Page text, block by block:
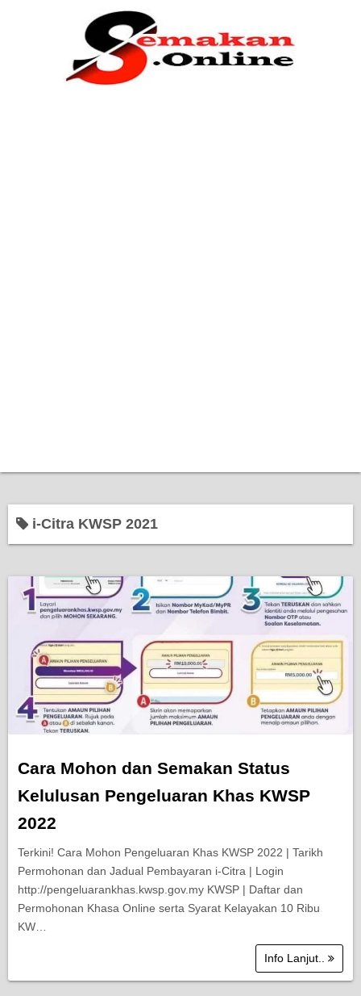
i-Citra KWSP 2021
Cara Mohon dan Semakan Status
Kelulusan Pengeluaran Khas KWSP
2022
Terkini! Cara Mohon Pengeluaran Khas KWSP 2022 | Tarikh
Permohonan dan Jadual Pembayaran i-Citra | Login
http://pengeluarankhas.kwsp.gov.my KWSP | Daftar dan
Permohonan Khasa Online serta Syarat Kelayakan 10 Ribu
KW…
Info Lanjut..